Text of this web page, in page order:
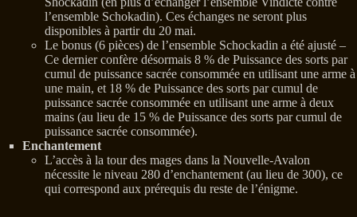
l’ensemble Schokadin). Ces échanges ne seront plus
disponibles à partir du 20 mai.
Le bonus (6 pièces) de l’ensemble Schockadin a été ajusté –
Ce dernier confère désormais 8 % de Puissance des sorts par
cumul de puissance sacrée consommée en utilisant une arme à
une main, et 18 % de Puissance des sorts par cumul de
puissance sacrée consommée en utilisant une arme à deux
mains (au lieu de 15 % de Puissance des sorts par cumul de
puissance sacrée consommée).
Enchantement
L’accès à la tour des mages dans la Nouvelle-Avalon
nécessite le niveau 280 d’enchantement (au lieu de 300), ce
qui correspond aux prérequis du reste de l’énigme.